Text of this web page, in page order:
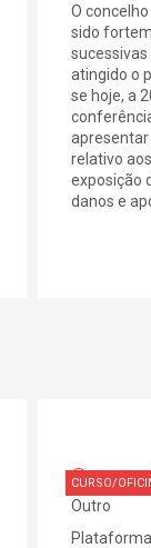
O
sido
atingido o
se hoje, a
apresentar
relativo
exposição
danos e
CURSO/
Outro